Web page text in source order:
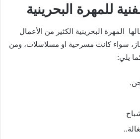
للمهرة البحرينية
المهرة البحرينية الكثير من الأعمال
سواء كانت مسرحية او مسلاسلات، ومن
يلي: